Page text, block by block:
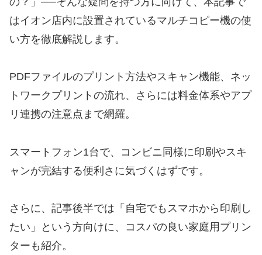
はイオン店内に設置されているマルチコピー機の使
い方を徹底解説します。
PDFファイルのプリント方法やスキャン機能、ネッ
トワークプリントの流れ、さらには料金体系やアプ
リ連携の注意点まで網羅。
スマートフォン1台で、コンビニ同様に印刷やスキ
ャンが完結する便利さに気づくはずです。
さらに、記事後半では「自宅でもスマホから印刷し
たい」という方向けに、コスパの良い家庭用プリン
ターも紹介。